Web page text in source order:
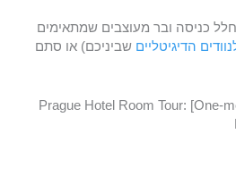
כניסה ובר מעוצבים שמתאימים
הדיגיטליים שביניכם) או סתם